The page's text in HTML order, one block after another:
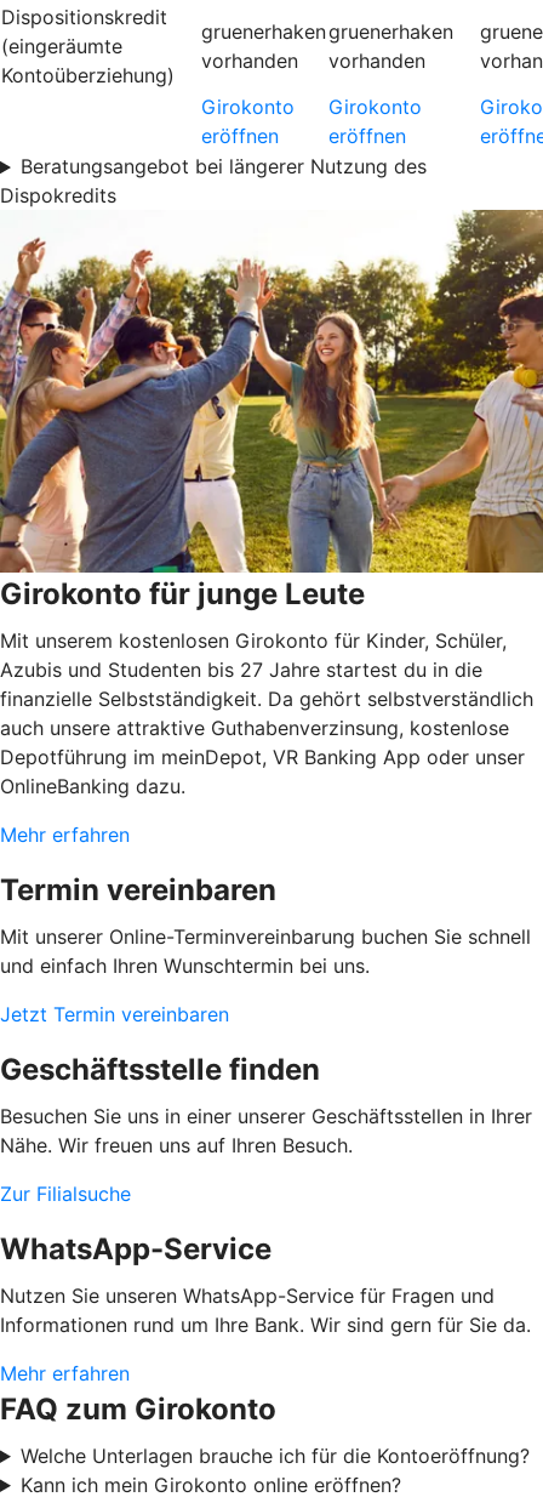
Dispositionskredit
(eingeräumte
Kontoüberziehung)
gruenerhaken
vorhanden
gruenerhaken
vorhanden
Girokonto
eröffnen
Girokonto
eröffnen
Beratungsangebot bei längerer Nutzung des
Dispokredits
Girokonto für junge Leute
Mit unserem kostenlosen Girokonto für Kinder, Schüler,
Azubis und Studenten bis 27 Jahre startest du in die
finanzielle Selbstständigkeit. Da gehört selbstverständlich
auch unsere attraktive Guthabenverzinsung, kostenlose
Depotführung im meinDepot, VR Banking App oder unser
OnlineBanking dazu.
Mehr erfahren
Termin vereinbaren
Mit unserer Online-Terminvereinbarung buchen Sie schnell
und einfach Ihren Wunschtermin bei uns.
Jetzt Termin vereinbaren
Geschäftsstelle finden
Besuchen Sie uns in einer unserer Geschäftsstellen in Ihrer
Nähe. Wir freuen uns auf Ihren Besuch.
Zur Filialsuche
WhatsApp-Service
Nutzen Sie unseren WhatsApp-Service für Fragen und
Informationen rund um Ihre Bank. Wir sind gern für Sie da.
Mehr erfahren
FAQ zum Girokonto
Welche Unterlagen brauche ich für die Kontoeröffnung?
Kann ich mein Girokonto online eröffnen?